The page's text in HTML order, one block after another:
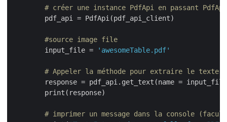
# créer une instance PdfApi en passant
        pdf_api = PdfApi(pdf_api_client)
#source image file
        input_file =
'awesomeTable.pdf'
# Appeler la méthode pour extraire le texte
response = pdf_api.get_text(name =
        print(response)
# imprimer un message dans la console